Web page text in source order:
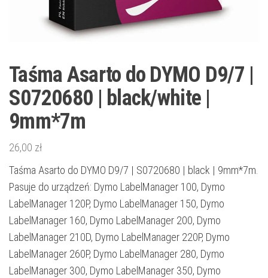
Taśma Asarto do DYMO D9/7 |
S0720680 | black/white |
9mm*7m
26,00 zł
Taśma Asarto do DYMO D9/7 | S0720680 | black | 9mm*7m.
Pasuje do urządzeń: Dymo LabelManager 100, Dymo
LabelManager 120P, Dymo LabelManager 150, Dymo
LabelManager 160, Dymo LabelManager 200, Dymo
LabelManager 210D, Dymo LabelManager 220P, Dymo
LabelManager 260P, Dymo LabelManager 280, Dymo
LabelManager 300, Dymo LabelManager 350, Dymo